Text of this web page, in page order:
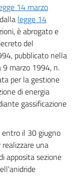
14 marzo
legge 14
è abrogato e
del
pubblicato nella
9 marzo 1994, n.
per la gestione
di energia
gassificazione
entro il 30 giugno
una
apposita sezione